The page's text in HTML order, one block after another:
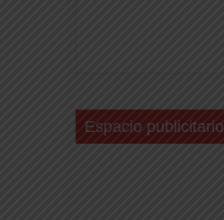
Espacio publicitario